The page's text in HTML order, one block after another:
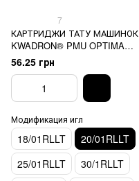
7
КАРТРИДЖИ ТАТУ МАШИНОК
KWADRON® PMU OPTIMA
20/01 RLLT
56.25 грн
Модификация игл
18/01RLLT
20/01RLLT
25/01RLLT
30/1RLLT